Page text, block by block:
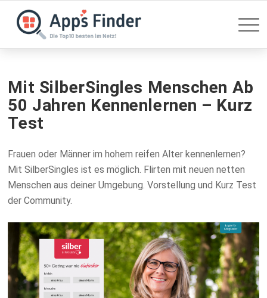
Mit SilberSingles Menschen Ab
50 Jahren Kennenlernen – Kurz
Test
Frauen oder Männer im hohem reifen Alter kennenlernen?
Mit SilberSingles ist es möglich. Flirten mit neuen netten
Menschen aus deiner Umgebung. Vorstellung und Kurz Test
der Community.